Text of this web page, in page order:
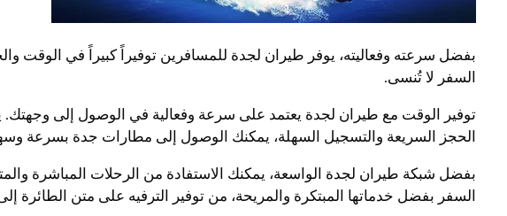
بفضل سرعته وفعاليته، يوفر طيران لجدة للمسافرين توفيراً كبيراً في الوقت
السفر لا تُنسى.
توفير الوقت مع طيران لجدة يعتمد على سرعة وفعالية في الوصول إلى
الحجز السريعة والتسجيل السهلة، يمكنك الوصول إلى مطارات جدة بسرعة
بفضل شبكة طيران لجدة الواسعة، يمكنك الاستفادة من الرحلات المباشرة
السفر بفضل خدماتها المبتكرة والمريحة، من توفير الترفيه على متن الطائرة